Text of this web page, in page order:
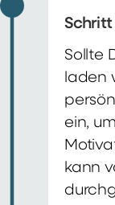
Schritt
Sollte
laden
ein,
kann